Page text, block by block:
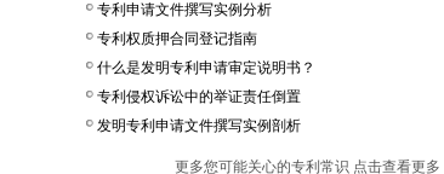
专利申请文件撰写实例分析
专利权质押合同登记指南
什么是发明专利申请审定说明书？
专利侵权诉讼中的举证责任倒置
发明专利申请文件撰写实例剖析
更多您可能关心的专利常识 点击查看更多